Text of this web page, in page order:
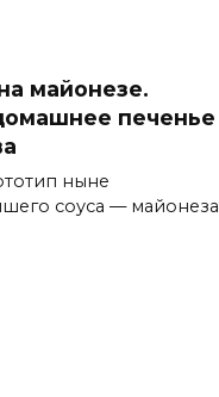
майонезе.
печенье
ныне
соуса — майонеза